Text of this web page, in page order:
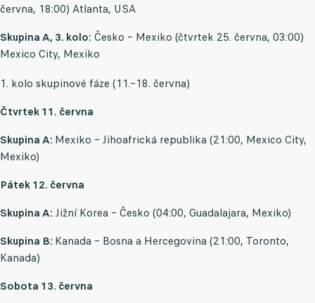
června, 18:00) Atlanta, USA
Skupina A, 3. kolo: Česko – Mexiko (čtvrtek 25. června, 03:00)
Mexico City, Mexiko
1. kolo skupinové fáze (11.–18. června)
Čtvrtek 11. června
Skupina A: Mexiko – Jihoafrická republika (21:00, Mexico City,
Mexiko)
Pátek 12. června
Skupina A: Jižní Korea – Česko (04:00, Guadalajara, Mexiko)
Skupina B: Kanada – Bosna a Hercegovina (21:00, Toronto,
Kanada)
Sobota 13. června